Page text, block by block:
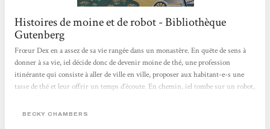
Histoires de moine et de robot - Bibliothèque
Gutenberg
Frœur Dex en a assez de sa vie rangée dans un monastère. En quête de sens à
donner à sa vie, iel décide donc de devenir moine de thé, une profession
itinérante qui consiste à aller de ville en ville, proposer aux habitant-e-s une
tasse de thé et leur offrir un temps d’écoute. En chemin, iel tombe sur un robot,
son espèce est partie vivre dans la nature. Celui-ci vient avec une question à
BECKY CHAMBERS